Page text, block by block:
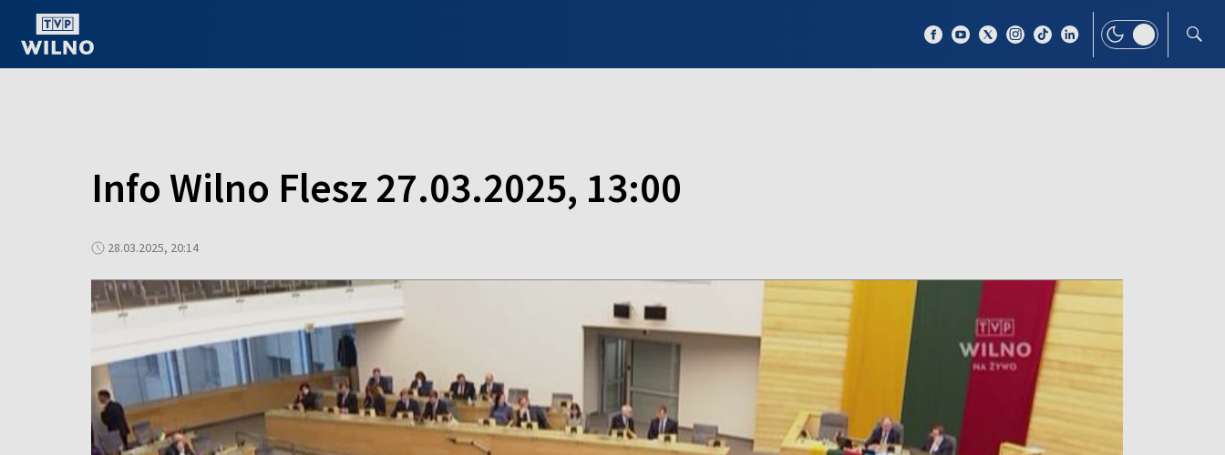
Info Wilno Flesz 27.03.2025, 13:00
28.03.2025, 20:14